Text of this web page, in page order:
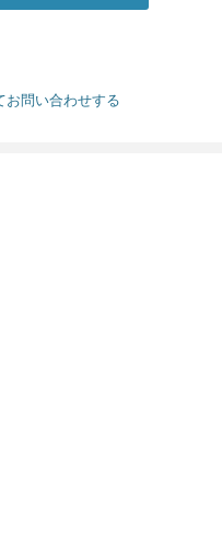
お問い合わせする